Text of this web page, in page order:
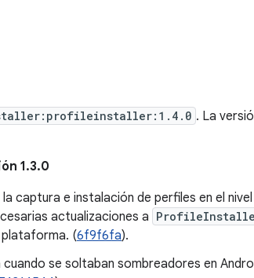
. La
1.3.0
captura e instalación de perfiles en el
actualizaciones a
plataforma. (6f9f6fa).
se soltaban sombreadores en